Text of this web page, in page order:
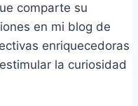
comparte su
en mi blog de
enriquecedoras
la curiosidad